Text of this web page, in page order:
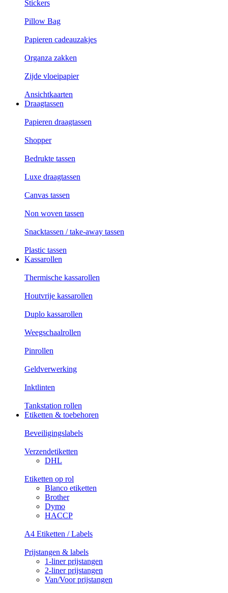
Stickers
Pillow Bag
Papieren cadeauzakjes
Organza zakken
Zijde vloeipapier
Ansichtkaarten
Draagtassen
Papieren draagtassen
Shopper
Bedrukte tassen
Luxe draagtassen
Canvas tassen
Non woven tassen
Snacktassen / take-away tassen
Plastic tassen
Kassarollen
Thermische kassarollen
Houtvrije kassarollen
Duplo kassarollen
Weegschaalrollen
Pinrollen
Geldverwerking
Inktlinten
Tankstation rollen
Etiketten & toebehoren
Beveiligingslabels
Verzendetiketten
DHL
Etiketten op rol
Blanco etiketten
Brother
Dymo
HACCP
A4 Etiketten / Labels
Prijstangen & labels
1-liner prijstangen
2-liner prijstangen
Van/Voor prijstangen